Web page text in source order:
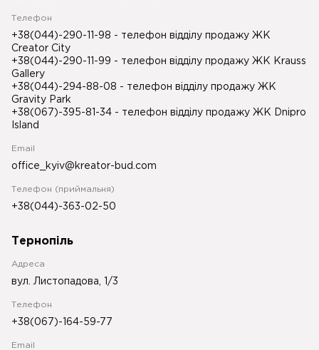
Телефон
+38(044)-290-11-98 - телефон відділу продажу ЖК
Creator City
+38(044)-290-11-99 - телефон відділу продажу ЖК Krauss
Gallery
+38(044)-294-88-08 - телефон відділу продажу ЖК
Gravity Park
+38(067)-395-81-34 - телефон відділу продажу ЖК Dnipro
Island
Email
office_kyiv@kreator-bud.com
Телефон (приймальня)
+38(044)-363-02-50
Тернопіль
Адреса
вул. Листопадова, 1/3
Телефон
+38(067)-164-59-77
Email